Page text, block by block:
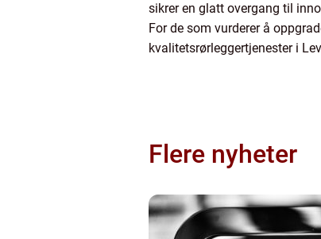
sikrer en glatt overgang til
For de som vurderer å
kvalitetsrørleggertjenester i
Flere nyheter